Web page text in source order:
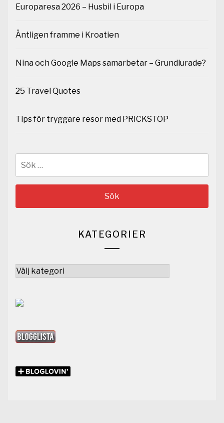
Europaresa 2026 – Husbil i Europa
Äntligen framme i Kroatien
Nina och Google Maps samarbetar – Grundlurade?
25 Travel Quotes
Tips för tryggare resor med PRICKSTOP
KATEGORIER
Kategorier